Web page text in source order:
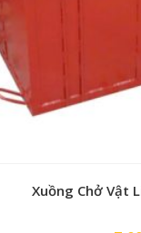
Xuồng Chở Vật